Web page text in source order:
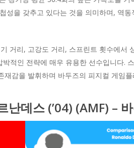
을 갖추고 있다는 것을 의미하며, 역
거리, 고강도 거리, 스프린트 횟수에서
적인 전략에 매우 유용한 선수입니다.
감을 발휘하며 바두즈의 피지컬 게임
난데스 (’04) (AMF) –